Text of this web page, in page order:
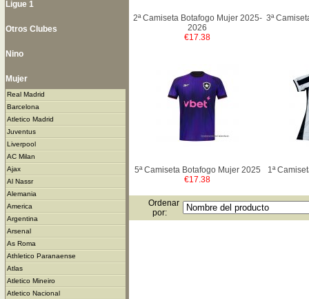
Ligue 1
Otros Clubes
Nino
Mujer
Real Madrid
Barcelona
Atletico Madrid
Juventus
Liverpool
AC Milan
Ajax
Al Nassr
Alemania
America
Argentina
Arsenal
As Roma
Athletico Paranaense
Atlas
Atletico Mineiro
Atletico Nacional
2ª Camiseta Botafogo Mujer 2025-
2026
€17.38
3ª
5ª Camiseta Botafogo Mujer 2025
€17.38
1ª
Ordenar
por: